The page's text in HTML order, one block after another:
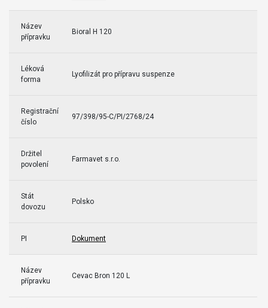
Název
přípravku
Bioral H 120
Léková
forma
Lyofilizát pro přípravu suspenze
Registrační
číslo
97/398/95-C/PI/2768/24
Držitel
povolení
Farmavet s.r.o.
Stát
dovozu
Polsko
PI Dokument
Název
přípravku
Cevac Bron 120 L